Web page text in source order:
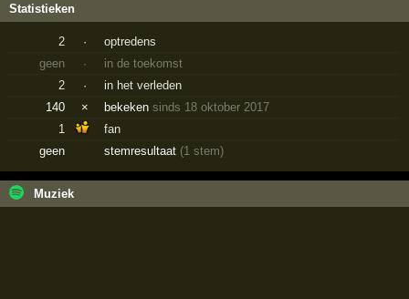
Statistieken
2 ·
optredens
geen
·
in de toekomst
2
·
in het verleden
140
× bekekensinds 18 oktober 2017
1
fan
geen
stemresultaat (1 stem)
Muziek